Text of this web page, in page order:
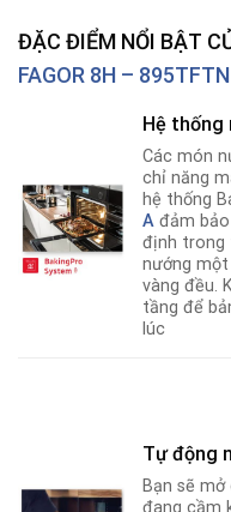
ĐẶC ĐIỂM NỔI BẬT
FAGOR 8H –
Hệ thống
Các món
chỉ năng
hệ thống
A đảm
định trong
nướng
vàng đều.
tầng để
lúc
Tự động
Bạn sẽ
đang cầm